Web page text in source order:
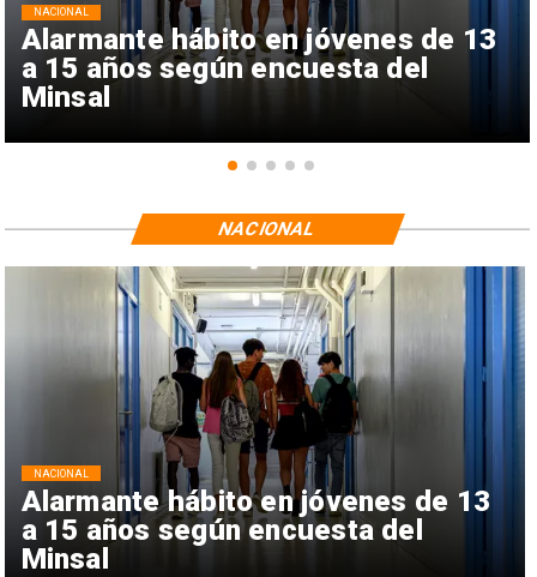
Alarmante hábito en jóvenes de 13
a 15 años según encuesta del
Minsal
NACIONAL
Alarmante hábito en jóvenes de 13
a 15 años según encuesta del
Minsal
NACIONAL
NACIONAL